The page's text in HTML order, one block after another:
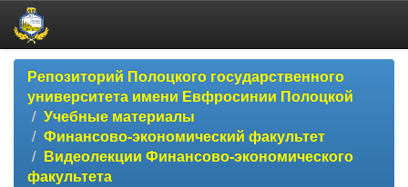
Skip
navigationРепозиторий Полоцкого государственного
университета имени Евфросинии Полоцкой
Учебные материалы
Финансово-экономический факультет
Видеолекции Финансово-экономического
факультета